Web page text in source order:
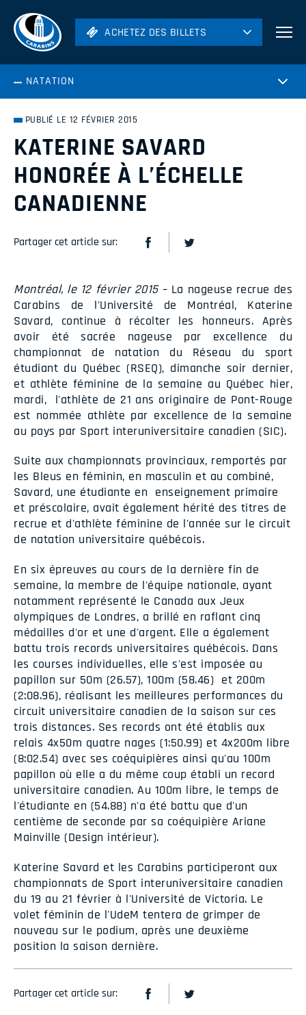
ACHETEZ DES BILLETS
Volleyball
ACHETEZ DES BILLETS
NATATION
PUBLIÉ LE 12 FÉVRIER 2015
KATERINE SAVARD
HONORÉE À L’ÉCHELLE
CANADIENNE
Partager cet article sur:
Montréal, le 12 février 2015– La nageuse recrue des
Carabins de l'Université de Montréal, Katerine
Savard, continue à récolter les honneurs. Après
avoir été sacrée nageuse par excellence du
championnat de natation du Réseau du sport
étudiant du Québec (RSEQ), dimanche soir dernier,
et athlète féminine de la semaine au Québec hier,
mardi, l'athlète de 21 ans originaire de Pont-Rouge
est nommée athlète par excellence de la semaine
au pays par Sport interuniversitaire canadien (SIC).
Suite aux championnats provinciaux, remportés par
les Bleus en féminin, en masculin et au combiné,
Savard, une étudiante en enseignement primaire
et préscolaire, avait également hérité des titres de
recrue et d'athlète féminine de l'année sur le circuit
de natation universitaire québécois.
En six épreuves au cours de la dernière fin de
semaine, la membre de l'équipe nationale, ayant
notamment représenté le Canada aux Jeux
olympiques de Londres, a brillé en raflant cinq
médailles d'or et une d'argent. Elle a également
battu trois records universitaires québécois. Dans
les courses individuelles, elle s'est imposée au
papillon sur 50m (26.57), 100m (58.46) et 200m
(2:08.96), réalisant les meilleures performances du
circuit universitaire canadien de la saison sur ces
trois distances. Ses records ont été établis aux
relais 4x50m quatre nages (1:50.99) et 4x200m libre
(8:02.54) avec ses coéquipières ainsi qu'au 100m
papillon où elle a du même coup établi un record
universitaire canadien. Au 100m libre, le temps de
l'étudiante en (54.88) n'a été battu que d'un
centième de seconde par sa coéquipière Ariane
Mainville (Design intérieur).
Katerine Savard et les Carabins participeront aux
championnats de Sport interuniversitaire canadien
du 19 au 21 février à l'Université de Victoria. Le
volet féminin de l'UdeM tentera de grimper de
nouveau sur le podium, après une deuxième
position la saison dernière.
Partager cet article sur: